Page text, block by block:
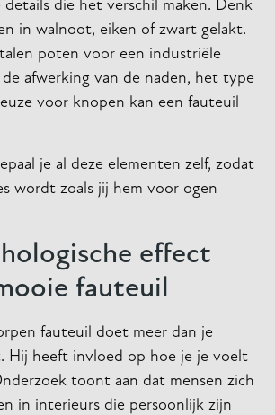
details die het verschil maken. Denk
in walnoot, eiken of zwart gelakt.
poten voor een industriële
afwerking van de naden, het type
voor knopen kan een fauteuil
je al deze elementen zelf, zodat
wordt zoals jij hem voor ogen
effect
fauteuil
fauteuil doet meer dan je
Hij heeft invloed op hoe je je voelt
toont aan dat mensen zich
in interieurs die persoonlijk zijn